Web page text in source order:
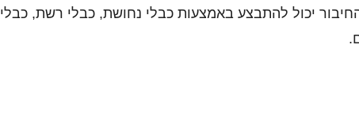
יכול להתבצע באמצעות כבלי נחושת, כבלי רשת, כבלי